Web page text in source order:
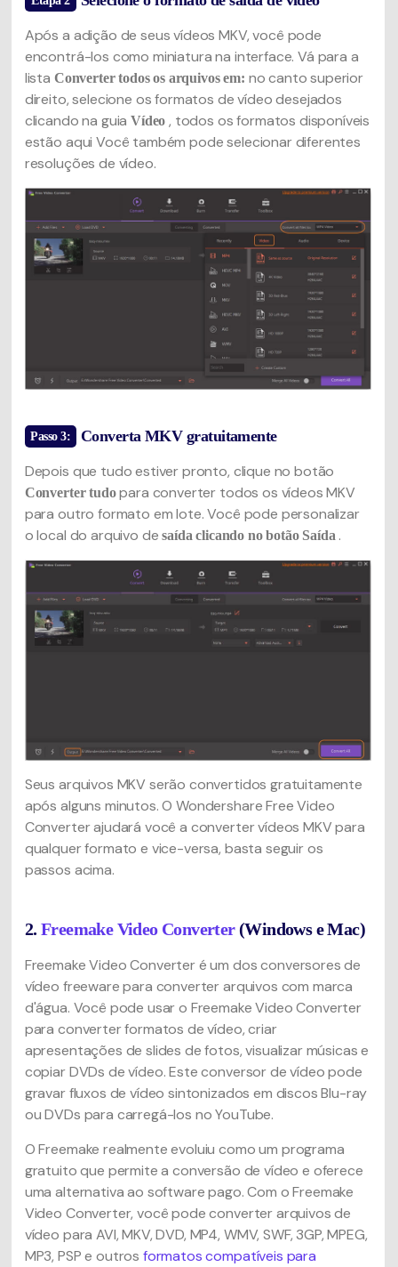
Após a adição de seus vídeos MKV, você pode
encontrá-los como miniatura na interface. Vá para a
lista Converter todos os arquivos em: no canto superior
direito, selecione os formatos de vídeo desejados
clicando na guiaVídeo , todos os formatos disponíveis
estão aqui Você também pode selecionar diferentes
resoluções de vídeo.
Passo 3: Converta MKV gratuitamente
Depois que tudo estiver pronto, clique no botão
Converter tudopara converter todos os vídeos MKV
para outro formato em lote. Você pode personalizar
o local do arquivo desaída clicando no botão Saída .
Seus arquivos MKV serão convertidos gratuitamente
após alguns minutos. O Wondershare Free Video
Converter ajudará você a converter vídeos MKV para
qualquer formato e vice-versa, basta seguir os
passos acima.
2. Freemake Video Converter(Windows e Mac)
Freemake Video Converter é um dos conversores de
vídeo freeware para converter arquivos com marca
d'água. Você pode usar o Freemake Video Converter
para converter formatos de vídeo, criar
apresentações de slides de fotos, visualizar músicas e
copiar DVDs de vídeo. Este conversor de vídeo pode
gravar fluxos de vídeo sintonizados em discos Blu-ray
ou DVDs para carregá-los no YouTube.
O Freemake realmente evoluiu como um programa
gratuito que permite a conversão de vídeo e oferece
uma alternativa ao software pago. Com o Freemake
Video Converter, você pode converter arquivos de
vídeo para AVI, MKV, DVD, MP4, WMV, SWF, 3GP, MPEG,
MP3, PSP e outros formatos compatíveis para